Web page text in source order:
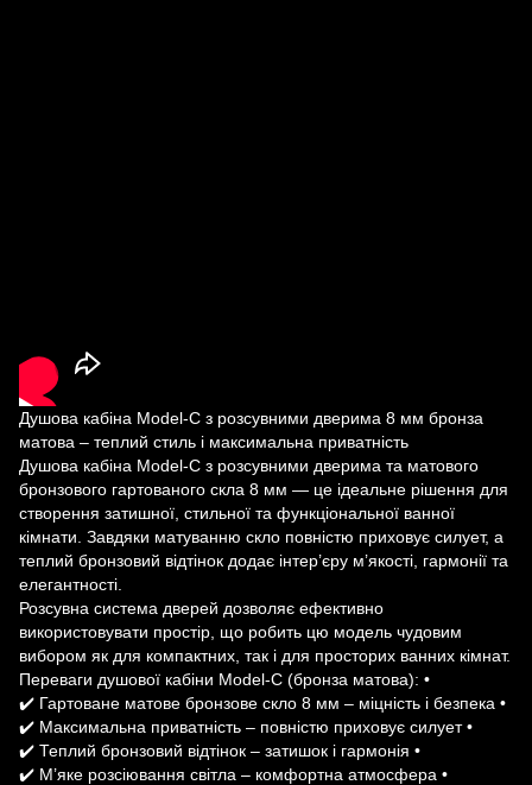
Душова кабіна Model-C з розсувними дверима 8 мм бронза
матова – теплий стиль і максимальна приватність
Душова кабіна Model-C з розсувними дверима та матового
бронзового гартованого скла 8 мм — це ідеальне рішення для
створення затишної, стильної та функціональної ванної
кімнати. Завдяки матуванню скло повністю приховує силует, а
теплий бронзовий відтінок додає інтер’єру м’якості, гармонії та
елегантності.
Розсувна система дверей дозволяє ефективно
використовувати простір, що робить цю модель чудовим
вибором як для компактних, так і для просторих ванних кімнат.
Переваги душової кабіни Model-C (бронза матова): •
✔️ Гартоване матове бронзове скло 8 мм – міцність і безпека •
✔️ Максимальна приватність – повністю приховує силует •
✔️ Теплий бронзовий відтінок – затишок і гармонія •
✔️ М’яке розсіювання світла – комфортна атмосфера •